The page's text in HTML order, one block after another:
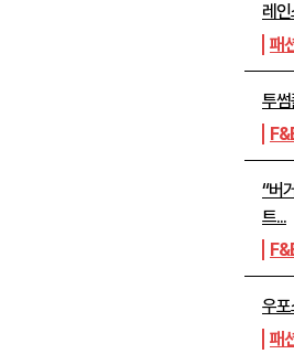
레
패
투썸
“버
트...
우포
패